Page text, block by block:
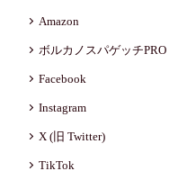
Amazon
ボルカノスパゲッチPRO
Facebook
Instagram
X (旧 Twitter)
TikTok